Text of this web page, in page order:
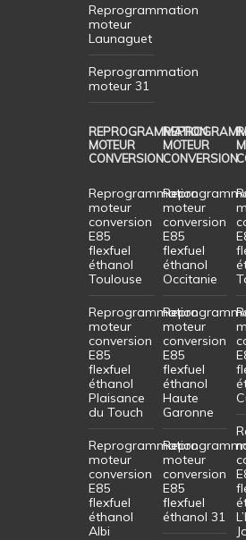
Reprogrammation
moteur
Launaguet
Reprogrammation
moteur 31
REPROGRAMMATION
MOTEUR
CONVERSION
Reprogrammation
moteur
conversion
E85
flexfuel
éthanol
Toulouse
Reprogrammation
moteur
conversion
E85
flexfuel
éthanol
Plaisance
du Touch
Reprogrammation
moteur
conversion
E85
flexfuel
éthanol
Albi
MOTEUR
CONVERSION
moteur
conversion
E85
flexfuel
éthanol
Occitanie
moteur
conversion
E85
flexfuel
éthanol
Haute
Garonne
moteur
conversion
E85
flexfuel
éthanol 31